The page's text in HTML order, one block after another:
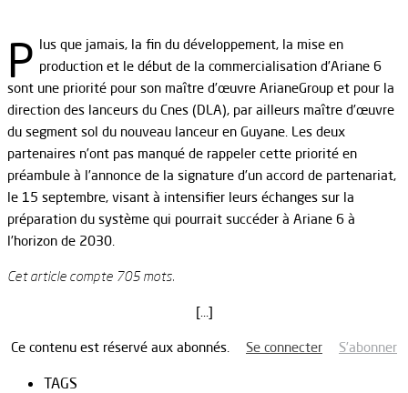
P lus que jamais, la fin du développement, la mise en
production et le début de la commercialisation d’Ariane 6
sont une priorité pour son maître d’œuvre ArianeGroup et pour la
direction des lanceurs du Cnes (DLA), par ailleurs maître d’œuvre
du segment sol du nouveau lanceur en Guyane. Les deux
partenaires n’ont pas manqué de rappeler cette priorité en
préambule à l’annonce de la signature d’un accord de partenariat,
le 15 septembre, visant à intensifier leurs échanges sur la
préparation du système qui pourrait succéder à Ariane 6 à
l’horizon de 2030.
Cet article compte 705 mots.
[…]
Ce contenu est réservé aux abonnés. Se connecter S’abonner
TAGS